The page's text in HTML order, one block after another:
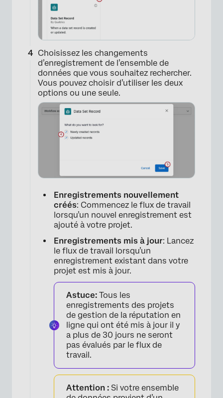
×
×
Choisissez les changements
d’enregistrement de l’ensemble de
données que vous souhaitez rechercher.
Vous pouvez choisir d’utiliser les deux
options ou une seule.
Enregistrements nouvellement
créés: Commencez le flux de travail
lorsqu’un nouvel enregistrement est
ajouté à votre projet.
Enregistrements mis à jour: Lancez
le flux de travail lorsqu’un
enregistrement existant dans votre
projet est mis à jour.
Astuce: Tous les
enregistrements des projets
de gestion de la réputation en
ligne qui ont été mis à jour il y
a plus de 30 jours ne seront
pas évalués par le flux de
travail.
Attention : Si votre ensemble